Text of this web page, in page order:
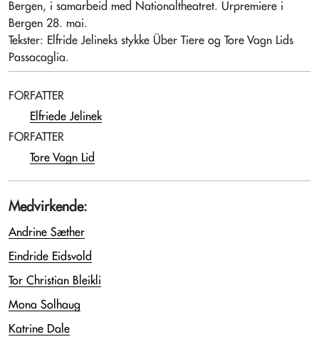
Bergen, i samarbeid med Nationaltheatret. Urpremiere i
Bergen 28. mai.
Tekster: Elfride Jelineks stykke Über Tiere og Tore Vagn Lids
Passacaglia.
FORFATTER
Elfriede Jelinek
FORFATTER
Tore Vagn Lid
Medvirkende:
Andrine Sæther
Eindride Eidsvold
Tor Christian Bleikli
Mona Solhaug
Katrine Dale